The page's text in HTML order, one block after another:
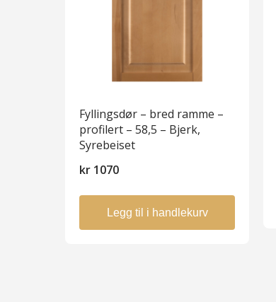
Fyllingsdør – bred ramme –
profilert – 58,5 – Bjerk,
Syrebeiset
kr 1070
Legg til i handlekurv